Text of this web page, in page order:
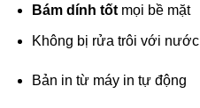
Bám dính tốt mọi bề mặt
Không bị rửa trôi với nước
Bản in từ máy in tự động